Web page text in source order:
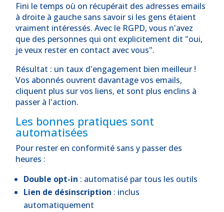
Fini le temps où on récupérait des adresses emails
à droite à gauche sans savoir si les gens étaient
vraiment intéressés. Avec le RGPD, vous n'avez
que des personnes qui ont explicitement dit "oui,
je veux rester en contact avec vous".
Résultat : un taux d'engagement bien meilleur !
Vos abonnés ouvrent davantage vos emails,
cliquent plus sur vos liens, et sont plus enclins à
passer à l'action.
Les bonnes pratiques sont
automatisées
Pour rester en conformité sans y passer des
heures :
Double opt-in : automatisé par tous les outils
Lien de désinscription : inclus
automatiquement